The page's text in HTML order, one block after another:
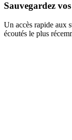
Sauvegardez
Un accès rapide aux
écoutés le plus